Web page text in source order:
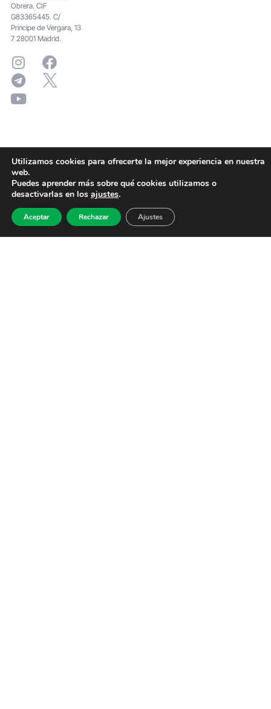
Obrera. CIF
G83365445. C/
Principe de Vergara, 13
7 28001 Madrid.
Utilizamos cookies para ofrecerte la mejor experiencia en nuestra
web.
Puedes aprender más sobre qué cookies utilizamos o
desactivarlas en los ajustes.
Aceptar Rechazar Ajustes